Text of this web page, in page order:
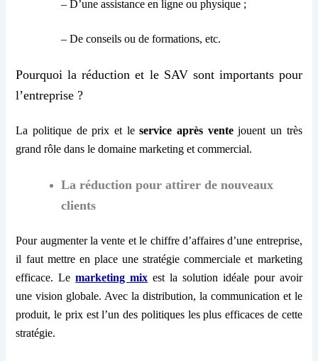
– D’une assistance en ligne ou physique ;
– De conseils ou de formations, etc.
Pourquoi la réduction et le SAV sont importants pour
l’entreprise ?
La politique de prix et leservice après ventejouent un très
grand rôle dans le domaine marketing et commercial.
La réduction pour attirer de nouveaux
clients
Pour augmenter la vente et le chiffre d’affaires d’une entreprise,
il faut mettre en place une stratégie commerciale et marketing
efficace. Lemarketing mix est la solution idéale pour avoir
une vision globale. Avec la distribution, la communication et le
produit, le prix est l’un des politiques les plus efficaces de cette
stratégie.